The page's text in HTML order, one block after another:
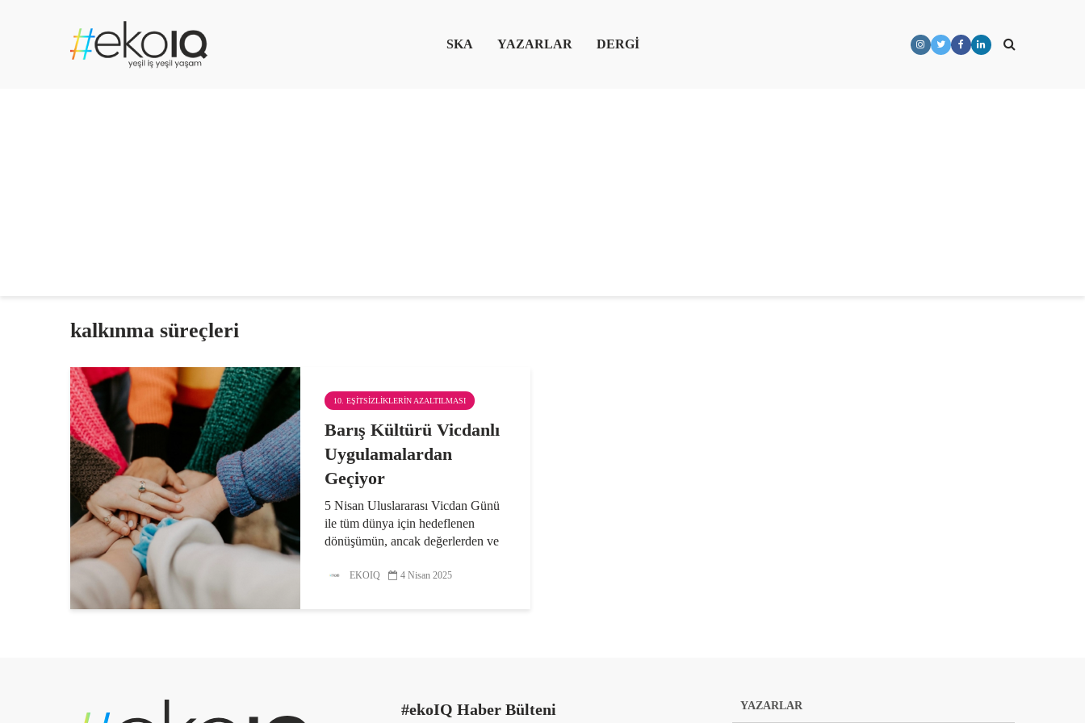
SKA YAZARLAR DERGİ
kalkınma süreçleri
10. EŞITSIZLIKLERIN AZALTILMASI
Barış Kültürü Vicdanlı
Uygulamalardan
Geçiyor
5 Nisan Uluslararası Vicdan Günü
ile tüm dünya için hedeflenen
dönüşümün, ancak değerlerden ve
kültürü ile mümkün olabileceği
EKOIQ 4 Nisan 2025
#ekoIQ Haber Bülteni YAZARLAR